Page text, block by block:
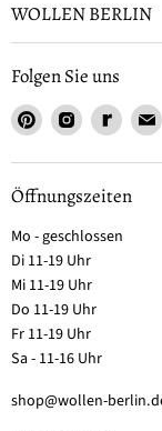
WOLLEN BERLIN
Folgen Sie uns
Öffnungszeiten
Mo - geschlossen
Di 11-19 Uhr
Mi 11-19 Uhr
Do 11-19 Uhr
Fr 11-19 Uhr
Sa - 11-16 Uhr
shop@wollen-